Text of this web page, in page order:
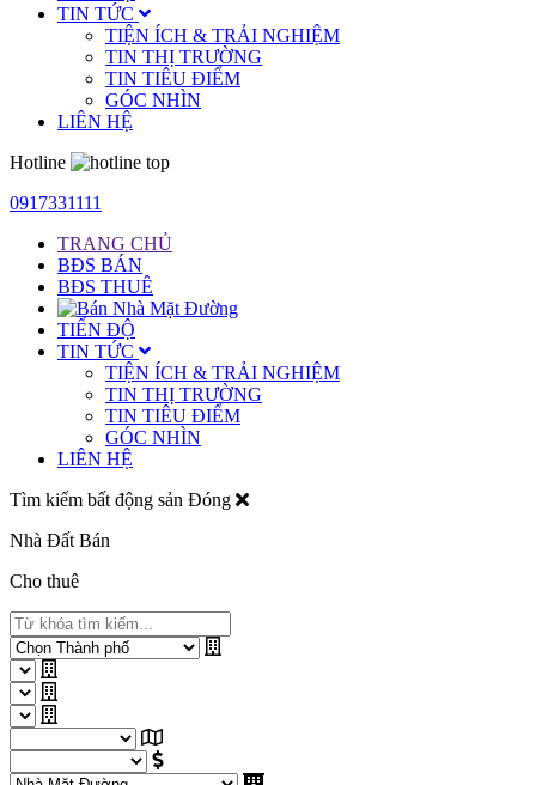
TIN TỨC
TIỆN ÍCH & TRẢI NGHIỆM
TIN THỊ TRƯỜNG
TIN TIÊU ĐIỂM
GÓC NHÌN
LIÊN HỆ
Hotline
0917331111
TRANG CHỦ
BĐS BÁN
BĐS THUÊ
TIẾN ĐỘ
TIN TỨC
TIỆN ÍCH & TRẢI NGHIỆM
TIN THỊ TRƯỜNG
TIN TIÊU ĐIỂM
GÓC NHÌN
LIÊN HỆ
Tìm kiếm bất động sản Đóng
Nhà Đất Bán
Cho thuê